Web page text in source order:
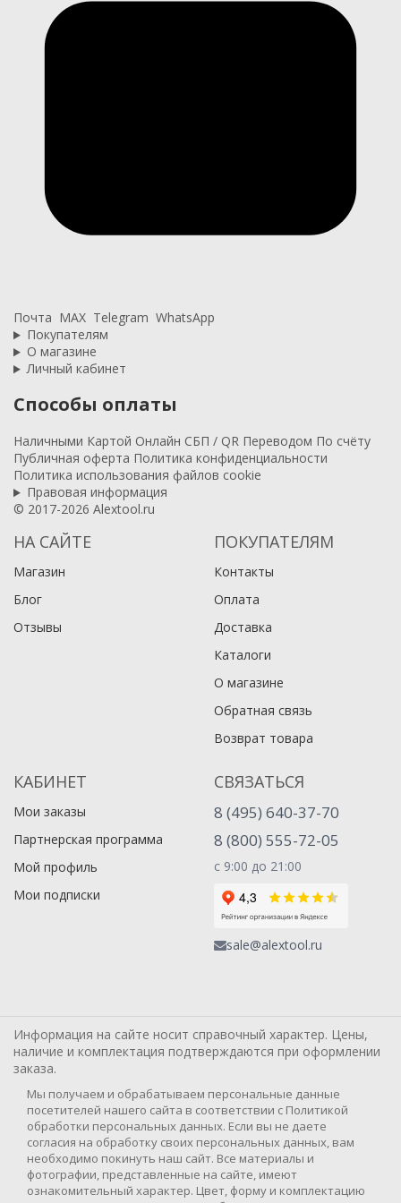
Почта MAX Telegram WhatsApp
Покупателям
О магазине
Личный кабинет
Способы оплаты
Наличными Картой Онлайн СБП / QR Переводом По счёту
Публичная оферта Политика конфиденциальности
Политика использования файлов cookie
Правовая информация
© 2017-2026 Alextool.ru
НА САЙТЕ
Магазин
Блог
Отзывы
ПОКУПАТЕЛЯМ
Контакты
Оплата
Доставка
Каталоги
О магазине
Обратная связь
Возврат товара
КАБИНЕТ
Мои заказы
Партнерская программа
Мой профиль
Мои подписки
СВЯЗАТЬСЯ
8 (495) 640-37-70
8 (800) 555-72-05
с 9:00 до 21:00
sale@alextool.ru
Информация на сайте носит справочный характер. Цены,
наличие и комплектация подтверждаются при оформлении
заказа.
Мы получаем и обрабатываем персональные данные
посетителей нашего сайта в соответствии с Политикой
обработки персональных данных. Если вы не даете
согласия на обработку своих персональных данных, вам
необходимо покинуть наш сайт. Все материалы и
фотографии, представленные на сайте, имеют
ознакомительный характер. Цвет, форму и комплектацию